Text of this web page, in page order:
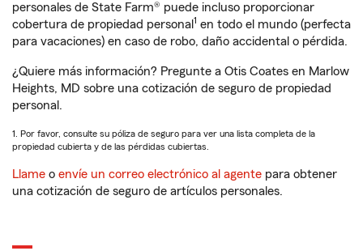
personales de State Farm® puede incluso proporcionar
cobertura de propiedad personal 1 en todo el mundo (perfecta
para vacaciones) en caso de robo, daño accidental o pérdida.
¿Quiere más información? Pregunte a Otis Coates en Marlow
Heights, MD sobre una cotización de seguro de propiedad
personal.
1. Por favor, consulte su póliza de seguro para ver una lista completa de la
propiedad cubierta y de las pérdidas cubiertas.
Llame o envíe un correo electrónico al agente para obtener
una cotización de seguro de artículos personales.